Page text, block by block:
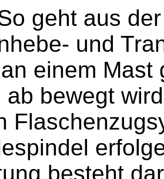
geht aus
und
einem Mast
ab bewegt
besteht